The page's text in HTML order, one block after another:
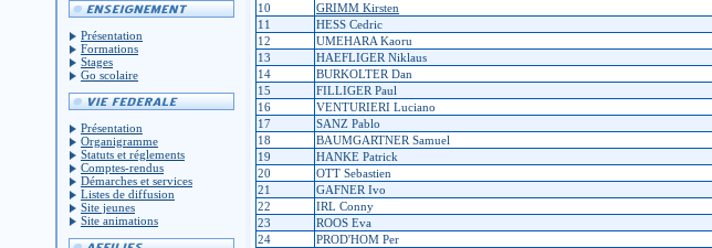
Présentation
Formations
Stages
Go scolaire
Présentation
Organigramme
Statuts et réglements
Comptes-rendus
Démarches et services
Listes de diffusion
Site jeunes
Site animations
10
GRIMM Kirsten
11
HESS Cedric
12
UMEHARA Kaoru
13
HAEFLIGER Niklaus
14
BURKOLTER Dan
15
FILLIGER Paul
16
VENTURIERI Luciano
17
SANZ Pablo
18
BAUMGARTNER Samuel
19
HANKE Patrick
20
OTT Sebastien
21
GAFNER Ivo
22
IRL Conny
23
ROOS Eva
24
PROD'HOM Per